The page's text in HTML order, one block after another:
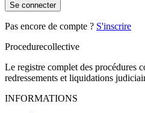
Se connecter
Pas encore de compte ? S'inscrire
Procedurecollective
Le registre complet des procédures
redressements et liquidations
INFORMATIONS